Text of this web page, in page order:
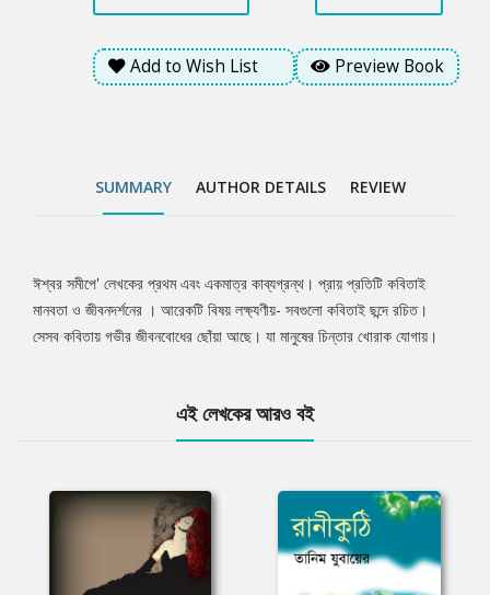
Add to Wish List Preview Book
SUMMARY AUTHOR DETAILS REVIEW
Tab
Article
ঈশ্বর সমীপে' লেখকের প্রথম এবং একমাত্র কাব্যগ্রন্থ। প্রায় প্রতিটি কবিতাই
মানবতা ও জীবনদর্শনের । আরেকটি বিষয় লক্ষ্যণীয়- সবগুলো কবিতাই ছন্দে রচিত।
সেসব কবিতায় গভীর জীবনবোধের ছোঁয়া আছে। যা মানুষের চিন্তার খোরাক যোগায়।
এই লেখকের আরও বই